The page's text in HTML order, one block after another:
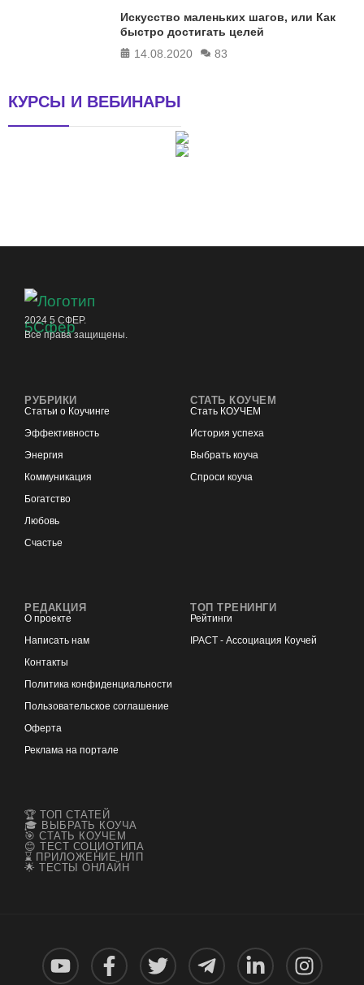
Искусство маленьких шагов, или Как
быстро достигать целей
14.08.2020
83
КУРСЫ И ВЕБИНАРЫ
2024 5 СФЕР.
Все права защищены.
РУБРИКИ
Статьи о Коучинге
Эффективность
Энергия
Коммуникация
Богатство
Любовь
Счастье
СТАТЬ КОУЧЕМ
Стать КОУЧЕМ
История успеха
Выбрать коуча
Спроси коуча
РЕДАКЦИЯ
О проекте
Написать нам
Контакты
Политика конфиденциальности
Пользовательское соглашение
Оферта
Реклама на портале
ТОП ТРЕНИНГИ
Рейтинги
IPACT - Ассоциация Коучей
🏆 ТОП СТАТЕЙ
🎓 ВЫБРАТЬ КОУЧА
🎯 СТАТЬ КОУЧЕМ
😊 ТЕСТ СОЦИОТИПА
⌛ ПРИЛОЖЕНИЕ НЛП
🌟 ТЕСТЫ ОНЛАЙН